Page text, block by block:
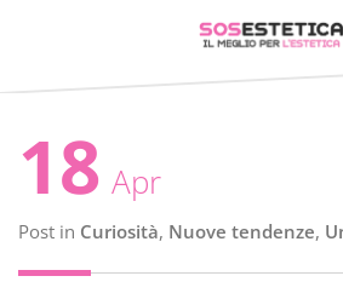
18 Apr
Post in Curiosità, Nuove tendenze,